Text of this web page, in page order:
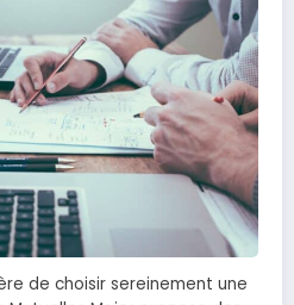
de choisir sereinement une